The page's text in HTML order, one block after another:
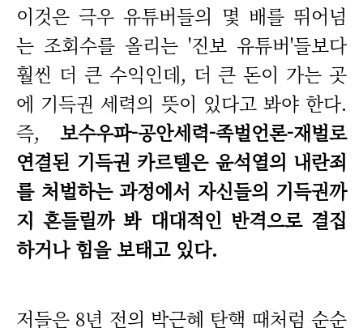
이것은 극우 유튜버들의 몇 배를 뛰어넘
는 조회수를 올리는 '진보 유튜버'들보다
훨씬 더 큰 수익인데, 더 큰 돈이 가는 곳
에 기득권 세력의 뜻이 있다고 봐야 한다.
즉, 보수우파-공안세력-족벌언론-재벌로
연결된 기득권 카르텔은 윤석열의 내란죄
를 처벌하는 과정에서 자신들의 기득권까
지 흔들릴까 봐 대대적인 반격으로 결집
하거나 힘을 보태고 있다.
저들은 8년 전의 박근혜 탄핵 때처럼 순순